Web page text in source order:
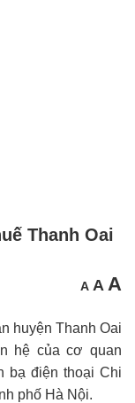
Thanh Oai
A Cỡ
chữ
nhỏ
A Cỡ
chữ
A
huyện Thanh Oai
hệ của cơ quan
bạ điện thoại Chi
phố Hà Nội.